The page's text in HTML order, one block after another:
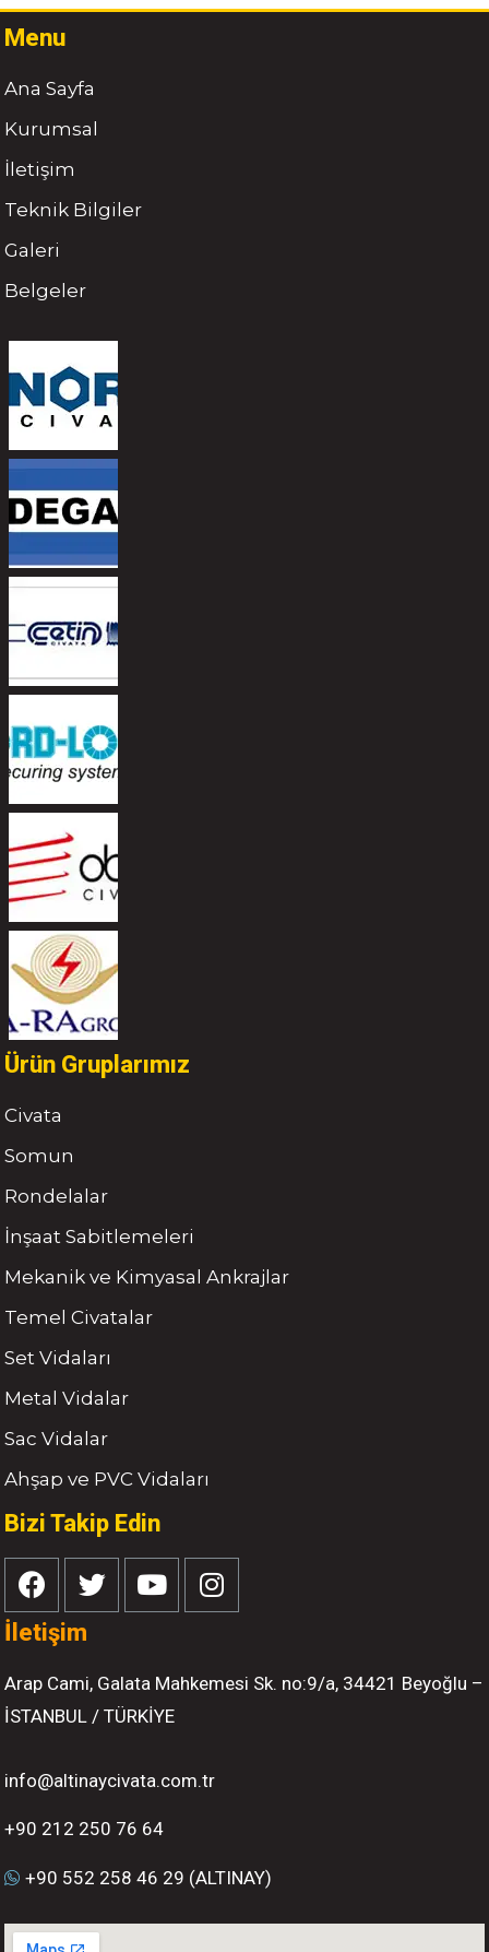
Menu
Ana Sayfa
Kurumsal
İletişim
Teknik Bilgiler
Galeri
Belgeler
Ürün Gruplarımız
Civata
Somun
Rondelalar
İnşaat Sabitlemeleri
Mekanik ve Kimyasal Ankrajlar
Temel Civatalar
Set Vidaları
Metal Vidalar
Sac Vidalar
Ahşap ve PVC Vidaları
Bizi Takip Edin
İletişim
Arap Cami, Galata Mahkemesi Sk. no:9/a, 34421 Beyoğlu –
İSTANBUL / TÜRKİYE
info@altinaycivata.com.tr
+90 212 250 76 64
+90 552 258 46 29 (ALTINAY)